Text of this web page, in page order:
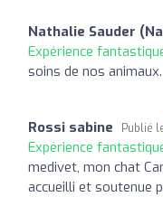
Nathalie Sauder
Expérience
soins de nos animaux.
Rossi sabine Publié
Expérience
medivet, mon chat
accueilli et soutenue